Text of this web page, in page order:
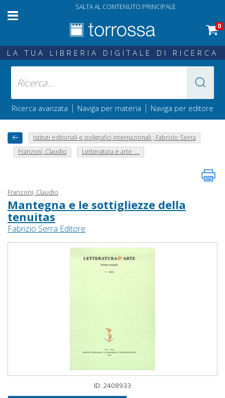
SALTA AL CONTENUTO PRINCIPALE
0
LA TUA LIBRERIA DIGITALE DI RICERCA
Ricerca avanzata | Naviga per materia | Naviga per editore
Istituti editoriali e poligrafici internazionali ; Fabrizio Serra
Franzoni, Claudio
Letteratura e arte :...
Franzoni, Claudio
Mantegna e le sottigliezze della
tenuitas
Fabrizio Serra Editore
ID: 2408933